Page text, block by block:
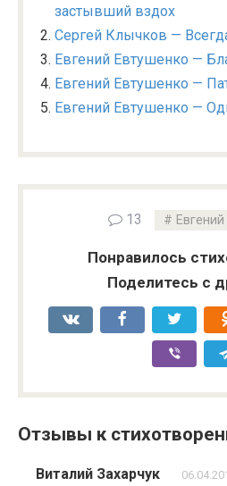
застывший вздох
Сергей Клычков —
Евгений Евтушенко —
Евгений Евтушенко —
Евгений Евтушенко —
13
Понравилось
Поделитесь с
Отзывы к
Виталий Захарчук